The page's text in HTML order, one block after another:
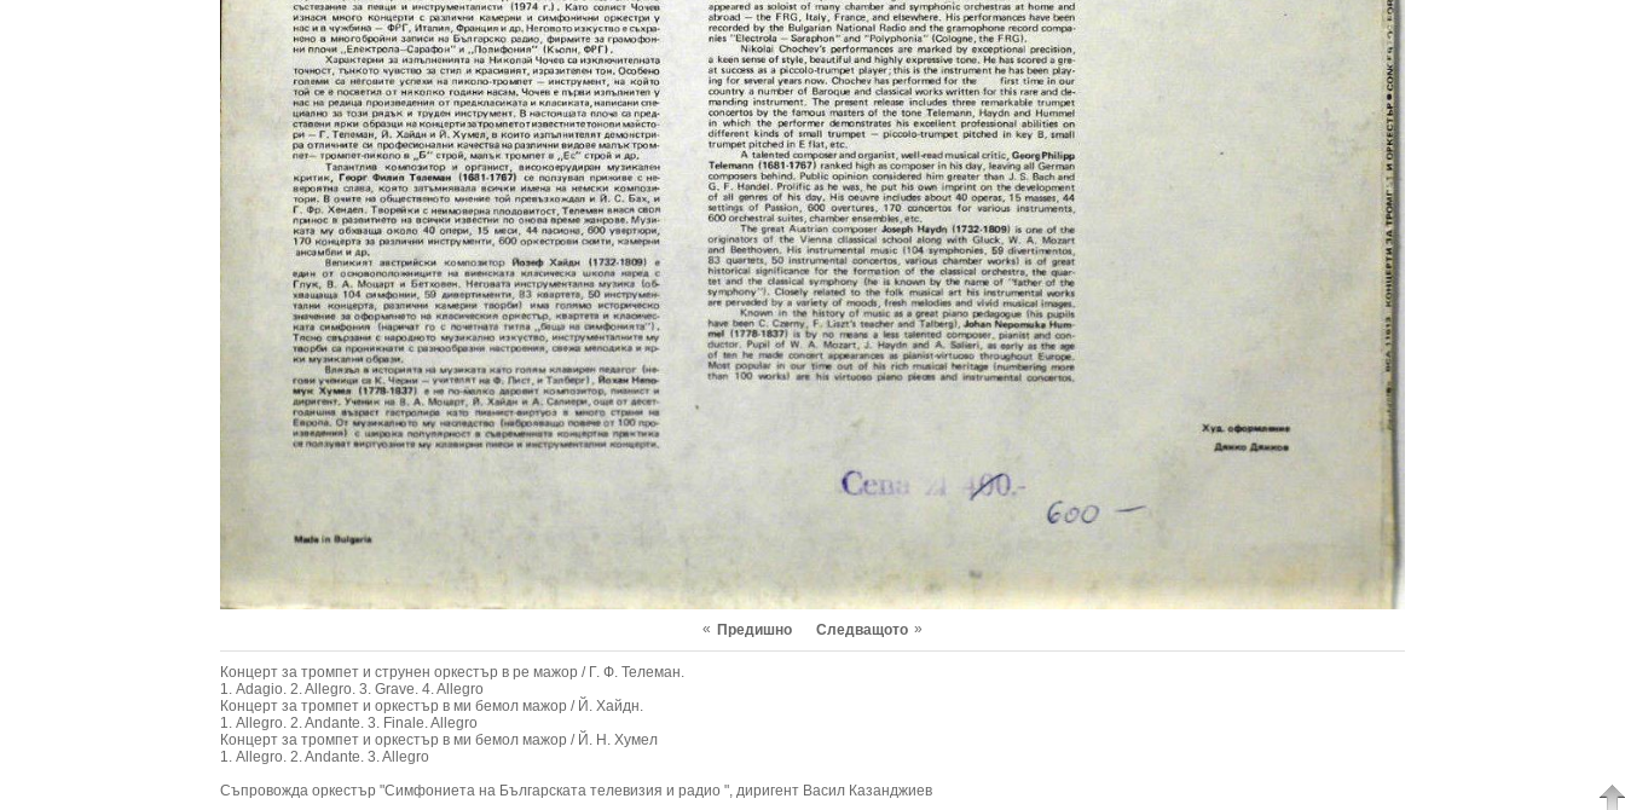
« Предишно Следващото »
Концерт за тромпет и струнен оркестър в ре мажор / Г. Ф. Телеман.
1. Adagio. 2. Allegro. 3. Grave. 4. Allegro
Концерт за тромпет и оркестър в ми бемол мажор / Й. Хайдн.
1. Allegro. 2. Andante. 3. Finale. Allegro
Концерт за тромпет и оркестър в ми бемол мажор / Й. Н. Хумел
1. Allegro. 2. Andante. 3. Allegro
Съпровожда оркестър "Симфониета на Българската телевизия и радио ", диригент Васил Казанджиев